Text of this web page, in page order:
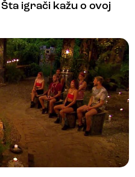
igrači kažu o ovoj